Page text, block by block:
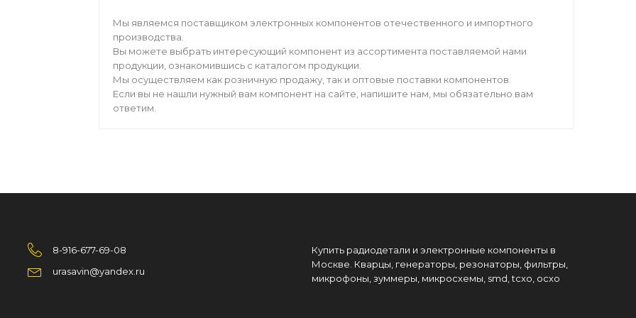
Мы являемся поставщиком электронных компонентов отечественного и импортного
производства.
Вы можете выбрать интересующий компонент из ассортимента поставляемой нами
продукции, ознакомившись с каталогом продукции.
Мы осуществляем как розничную продажу, так и оптовые поставки компонентов.
Если вы не нашли нужный вам компонент на сайте, напишите нам, мы обязательно вам
ответим.
8-916-677-69-08
urasavin@yandex.ru
Купить радиодетали и электронные компоненты в
Москве. Кварцы, генераторы, резонаторы, фильтры,
микрофоны, зуммеры, микросхемы, smd, tcxo, ocxo